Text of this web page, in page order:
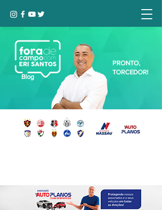
Blog
PRONTO,
TORCEDOR!